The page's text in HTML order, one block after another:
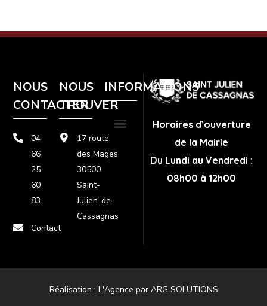
NOUS
CONTACTER
04
66
25
60
83
Contact
NOUS
TROUVER
17 route
des Mages
30500
Saint-
Julien-de-
Cassagnas
INFORMATIONS
Horaires d’ouverture
de la Mairie
Du Lundi au Vendredi :
08h00 à 12h00
Réalisation : L'Agence par ARG SOLUTIONS